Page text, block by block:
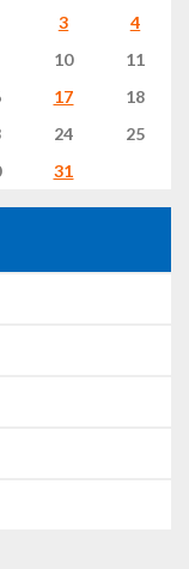
3
4
10
11
17
18
24
25
31